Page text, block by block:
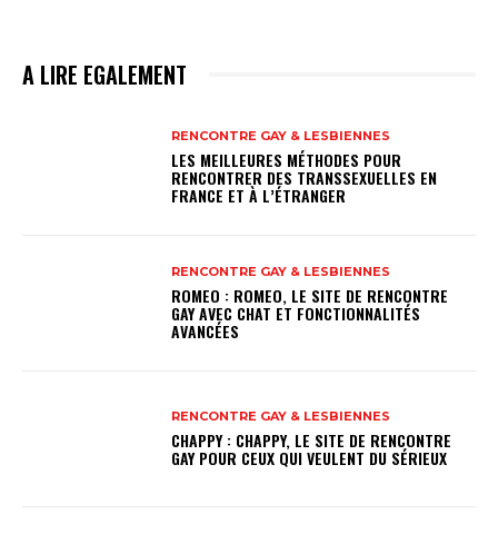
A LIRE EGALEMENT
RENCONTRE GAY & LESBIENNES
LES MEILLEURES MÉTHODES POUR
RENCONTRER DES TRANSSEXUELLES EN
FRANCE ET À L’ÉTRANGER
RENCONTRE GAY & LESBIENNES
ROMEO : ROMEO, LE SITE DE RENCONTRE
GAY AVEC CHAT ET FONCTIONNALITÉS
AVANCÉES
RENCONTRE GAY & LESBIENNES
CHAPPY : CHAPPY, LE SITE DE RENCONTRE
GAY POUR CEUX QUI VEULENT DU SÉRIEUX